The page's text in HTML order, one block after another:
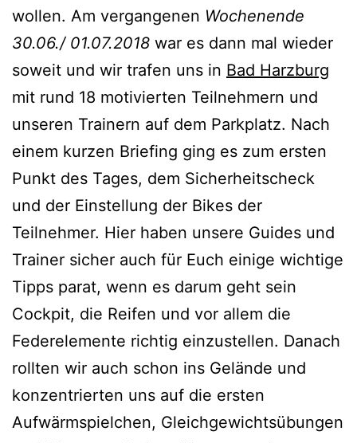
wollen. Am vergangenen Wochenende
30.06./ 01.07.2018 war es dann mal wieder
soweit und wir trafen uns in Bad Harzburg
mit rund 18 motivierten Teilnehmern und
unseren Trainern auf dem Parkplatz. Nach
einem kurzen Briefing ging es zum ersten
Punkt des Tages, dem Sicherheitscheck
und der Einstellung der Bikes der
Teilnehmer. Hier haben unsere Guides und
Trainer sicher auch für Euch einige wichtige
Tipps parat, wenn es darum geht sein
Cockpit, die Reifen und vor allem die
Federelemente richtig einzustellen. Danach
rollten wir auch schon ins Gelände und
konzentrierten uns auf die ersten
Aufwärmspielchen, Gleichgewichtsübungen